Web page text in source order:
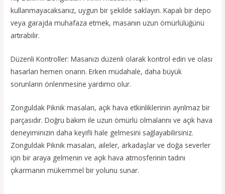
kullanmayacaksanız, uygun bir şekilde saklayın. Kapalı bir depo
veya garajda muhafaza etmek, masanın uzun ömürlülüğünü
artırabilir.
Düzenli Kontroller: Masanızı düzenli olarak kontrol edin ve olası
hasarları hemen onarın. Erken müdahale, daha büyük
sorunların önlenmesine yardımcı olur.
Zonguldak Piknik masaları, açık hava etkinliklerinin ayrılmaz bir
parçasıdır. Doğru bakım ile uzun ömürlü olmalarını ve açık hava
deneyiminizin daha keyifli hale gelmesini sağlayabilirsiniz.
Zonguldak Piknik masaları, aileler, arkadaşlar ve doğa severler
için bir araya gelmenin ve açık hava atmosferinin tadını
çıkarmanın mükemmel bir yolunu sunar.